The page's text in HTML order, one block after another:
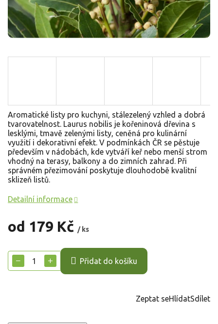
od 179 Kč / ks
cena:
+
− Přidat do košíku
Aromatické listy pro kuchyni, stálezelený vzhled a dobrá
tvarovatelnost. Laurus nobilis je kořeninová dřevina s
lesklými, tmavě zelenými listy, ceněná pro kulinární
využití i dekorativní efekt. V podmínkách ČR se pěstuje
především v nádobách, kde vytváří keř nebo menší strom
vhodný na terasy, balkony a do zimních zahrad. Při
správném přezimování poskytuje dlouhodobě kvalitní
sklizeň listů.
Detailní informace
Zeptat seHlídatSdílet